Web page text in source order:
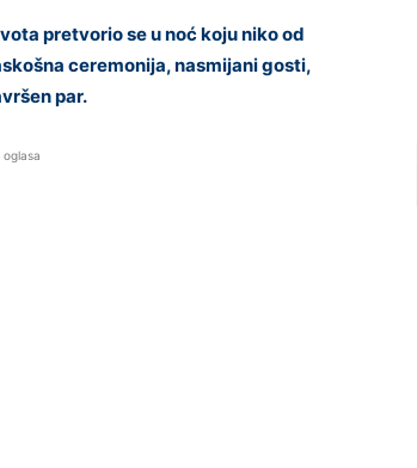
pretvorio se u noć koju niko od
ceremonija, nasmijani gosti,
par.